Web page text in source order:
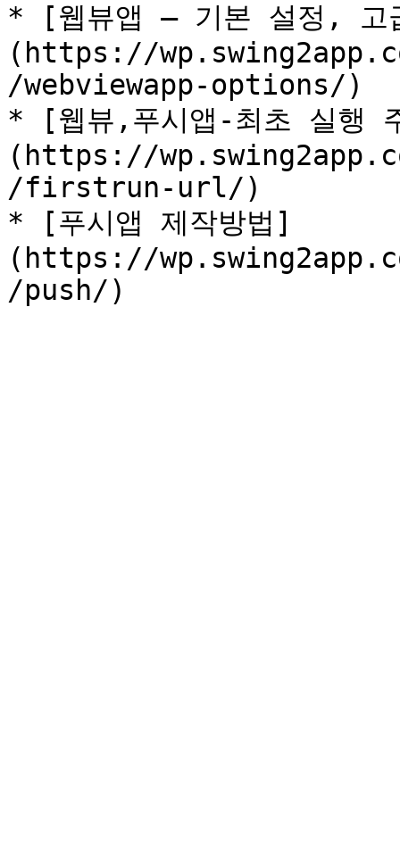
* [웹뷰앱 – 기본 설정, 고
(https://
/webviewapp-options/)
* [웹뷰,푸시앱-최초 실행
(https://
/firstrun-url/)
* [푸시앱 제작방법]
(https://